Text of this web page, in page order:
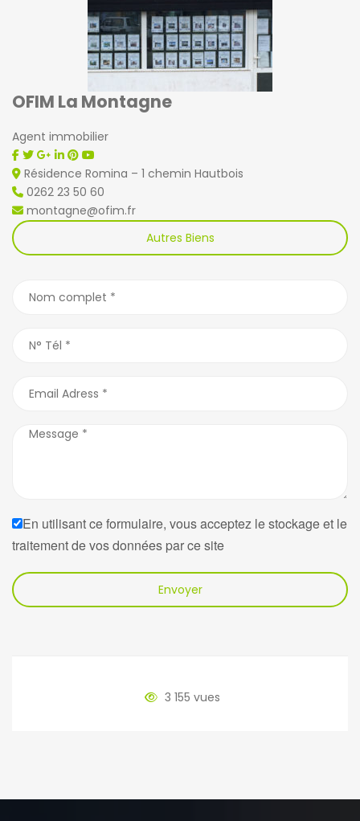
OFIM La Montagne
Agent immobilier
Résidence Romina – 1 chemin Hautbois
0262 23 50 60
montagne@ofim.fr
Autres Biens
En utilisant ce formulaire, vous acceptez le stockage et le
traitement de vos données par ce site
Envoyer
3 155 vues